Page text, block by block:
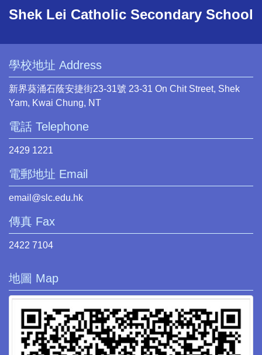
Shek Lei Catholic Secondary School
學校地址 Address
新界葵涌石蔭安捷街23-31號 23-31 On Chit Street, Shek
Yam, Kwai Chung, NT
電話 Telephone
2429 1221
電郵地址 Email
email@slc.edu.hk
傳真 Fax
2422 7104
地圖 Map